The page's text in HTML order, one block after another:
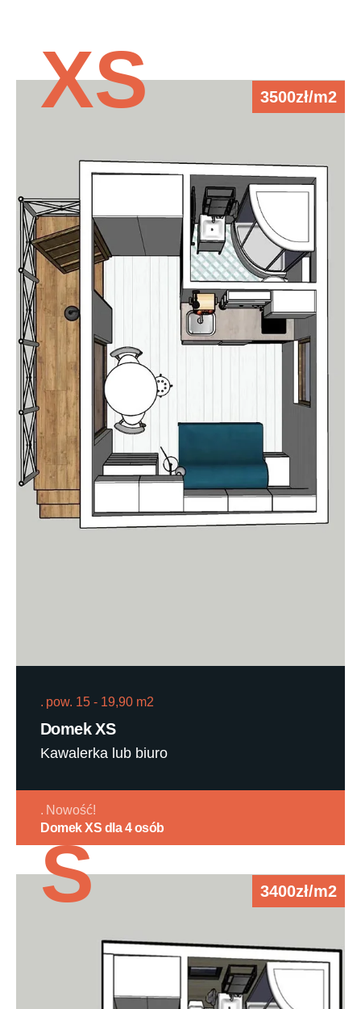
XS 3500zł/m2
pow. 15 - 19,90 m2
Domek XS
Kawalerka lub biuro
Nowość!
Domek XS dla 4 osób
S 3400zł/m2